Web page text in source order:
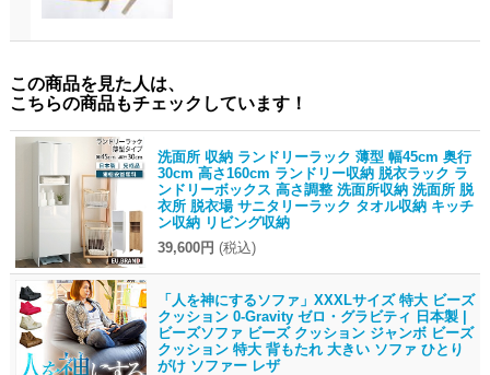
この商品を見た人は、
こちらの商品もチェックしています！
洗面所 収納 ランドリーラック 薄型 幅45cm 奥行
30cm 高さ160cm ランドリー収納 脱衣ラック ラ
ンドリーボックス 高さ調整 洗面所収納 洗面所 脱
衣所 脱衣場 サニタリーラック タオル収納 キッチ
ン収納 リビング収納
39,600円 (税込)
「人を神にするソファ」XXXLサイズ 特大 ビーズ
クッション 0-Gravity ゼロ・グラビティ 日本製 |
ビーズソファ ビーズ クッション ジャンボ ビーズ
クッション 特大 背もたれ 大きい ソファ ひとり
がけ ソファー レザ